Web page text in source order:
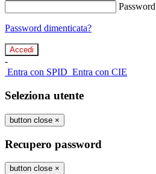
Password
Password dimenticata?
-
Entra con SPID Entra con CIE
Seleziona utente
button close ×
Recupero password
button close ×